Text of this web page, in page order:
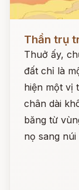
Đọc ngay
Thần trụ
Thuở ấy,
đất chỉ là
hiện một vị
chân dài
băng từ
nọ sang núi